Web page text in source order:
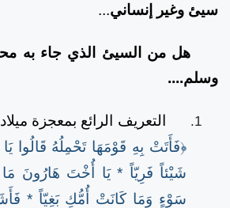
سيئ وغير إنساني...
هل من السيئ الذي جاء به
وسلم....
التعريف الرائع بمعجزة
﴿فَأَتَتْ بِهِ قَوْمَهَا تَحْمِلُهُ قَالُوا
شَيْئاً فَرِيّاً * يَا أُخْتَ هَارُونَ مَا
سَوْءٍ وَمَا كَانَتْ أُمُّكِ بَغِيّاً *